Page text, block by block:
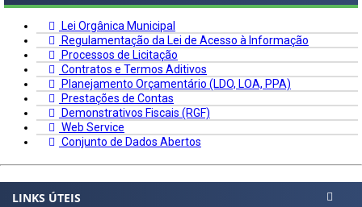
Lei Orgânica Municipal
Regulamentação da Lei de Acesso à Informação
Processos de Licitação
Contratos e Termos Aditivos
Planejamento Orçamentário (LDO, LOA, PPA)
Prestações de Contas
Demonstrativos Fiscais (RGF)
Web Service
Conjunto de Dados Abertos
LINKS ÚTEIS